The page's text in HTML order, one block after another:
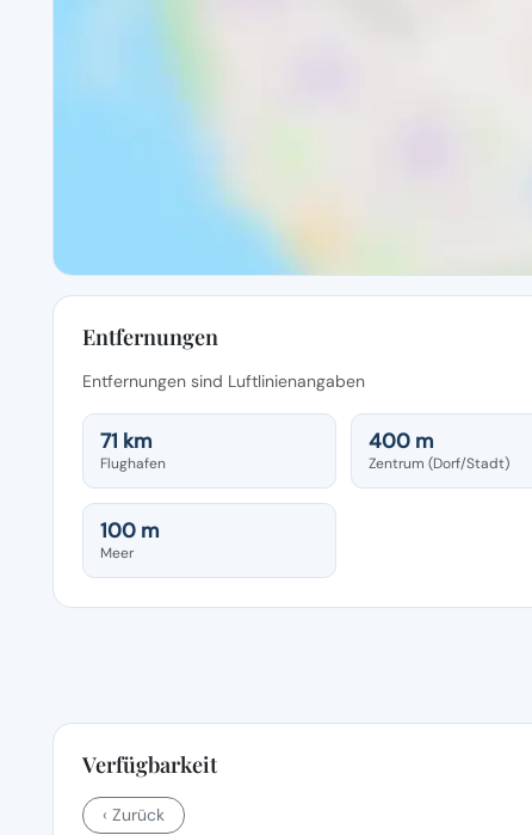
Entfernungen
Entfernungen sind Luftlinienangaben
71 km
Flughafen
400 m
Zentrum (Dorf/Stadt)
100 m
Meer
Verfügbarkeit
‹ Zurück